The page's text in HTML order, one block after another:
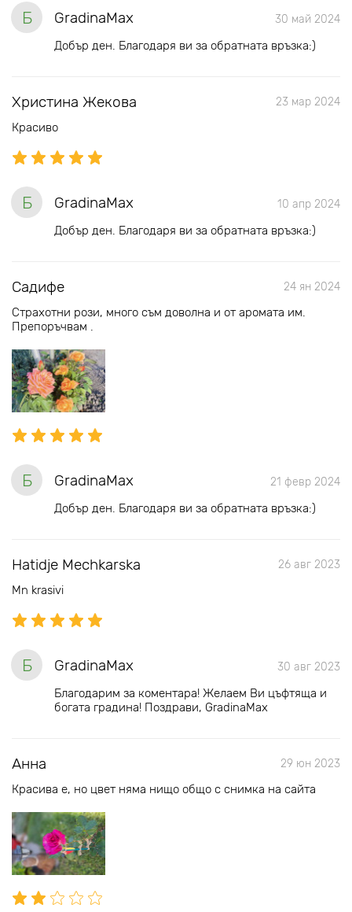
Б GradinaMax 30 май 2024
Добър ден. Благодаря ви за обратната връзка:)
Христина Жекова 23 мар 2024
Красиво
Б GradinaMax 10 апр 2024
Добър ден. Благодаря ви за обратната връзка:)
Садифе 24 ян 2024
Страхотни рози, много съм доволна и от аромата им.
Препоръчвам .
Б GradinaMax 21 февр 2024
Добър ден. Благодаря ви за обратната връзка:)
Hatidje Mechkarska 26 авг 2023
Mn krasivi
Б GradinaMax 30 авг 2023
Благодарим за коментара! Желаем Ви цъфтяща и
богата градина! Поздрави, GradinaMax
Анна 29 юн 2023
Красива е, но цвет няма нищо общо с снимка на сайта